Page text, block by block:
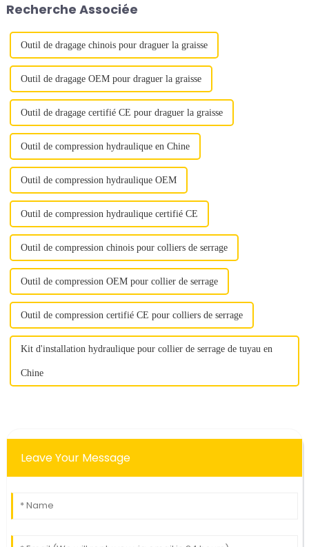
fonctionnement fiable des
Recherche Associée
Outil de dragage chinois pour draguer la graisse
Outil de dragage OEM pour draguer la graisse
Outil de dragage certifié CE pour draguer la graisse
Outil de compression hydraulique en Chine
Outil de compression hydraulique OEM
Outil de compression hydraulique certifié CE
Outil de compression chinois pour colliers de serrage
Outil de compression OEM pour collier de serrage
Outil de compression certifié CE pour colliers de serrage
Kit d'installation hydraulique pour collier de serrage de tuyau en
Chine
Leave Your Message